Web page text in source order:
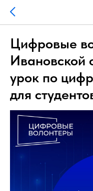
Цифровые
Ивановской
урок по
для